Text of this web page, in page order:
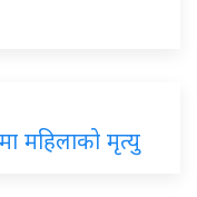
महिलाको मृत्यु